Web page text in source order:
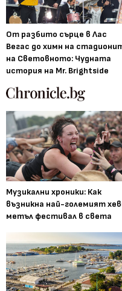
От разбито сърце в Лас
Вегас до химн на
на Световното: Чудната
история на Mr. Brightside
Музикални хроники: Как
възникна най-големият
метъл фестивал в света